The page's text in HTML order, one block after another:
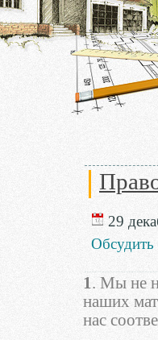
29
Обсудить
1 . Мы не
наших
нас